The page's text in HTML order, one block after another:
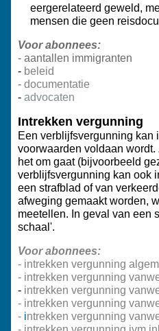
eergerelateerd geweld,
mensen die geen
Voor abonnees:
- aantallen immigranten
- beleid
- documentatie
- advocaten
Intrekken vergunning
Een verblijfsvergunning kan
voorwaarden voldaan
het om gaat (bijvoorbeeld
verblijfsvergunning kan ook
een strafblad of van
afweging gemaakt worden,
meetellen. In geval van een
schaal'.
Voor abonnees:
- intrekken vergunning
- intrekken vergunning
- intrekken vergunning
- intrekken vergunning
- intrekken vergunning